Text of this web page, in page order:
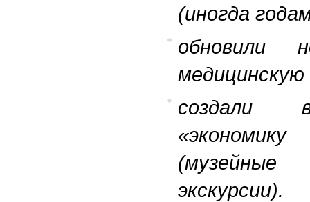
(иногда
обновили
медицинскую
создали
экскурсии).